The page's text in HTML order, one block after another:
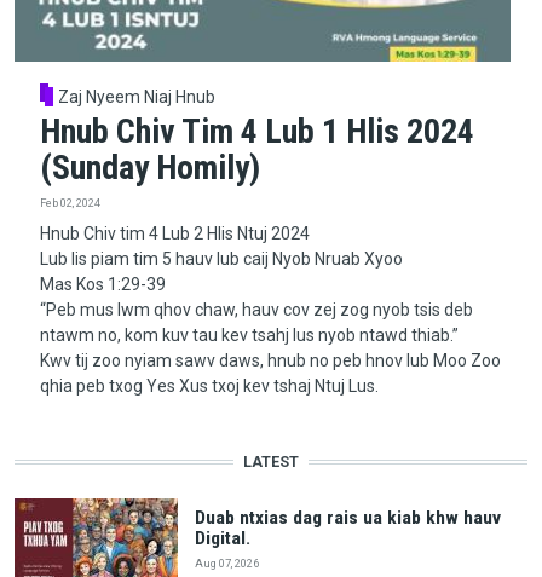
Zaj Nyeem Niaj Hnub
Hnub Chiv Tim 4 Lub 1 Hlis 2024
(Sunday Homily)
Feb 02, 2024
Hnub Chiv tim 4 Lub 2 Hlis Ntuj 2024
Lub lis piam tim 5 hauv lub caij Nyob Nruab Xyoo
Mas Kos 1:29-39
“Peb mus lwm qhov chaw, hauv cov zej zog nyob tsis deb
ntawm no, kom kuv tau kev tsahj lus nyob ntawd thiab.”
Kwv tij zoo nyiam sawv daws, hnub no peb hnov lub Moo Zoo
qhia peb txog Yes Xus txoj kev tshaj Ntuj Lus.
LATEST
Duab ntxias dag rais ua kiab khw hauv
Digital.
Aug 07, 2026